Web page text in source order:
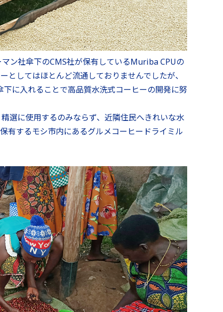
ン社傘下のCMS社が保有しているMuriba CPUの
してはほとんど流通しておりませんでしたが、
に入れることで高品質水洗式コーヒーの開発に努
選に使用するのみならず、近隣住民へきれいな水
有するモシ市内にあるグルメコーヒードライミル